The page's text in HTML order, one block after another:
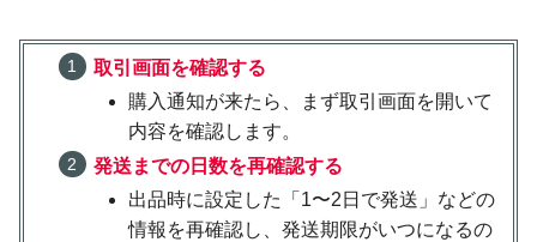
取引画面を確認する
購入通知が来たら、まず取引画面を開いて
内容を確認します。
発送までの日数を再確認する
出品時に設定した「1〜2日で発送」などの
情報を再確認し、発送期限がいつになるの